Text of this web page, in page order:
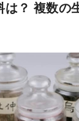
は？ 複数の